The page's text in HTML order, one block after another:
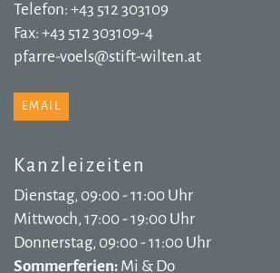
Telefon: +43 512 303109
Fax: +43 512 303109-4
pfarre-voels@stift-wilten.at
EMAIL
Kanzleizeiten
Dienstag, 09:00 - 11:00 Uhr
Mittwoch, 17:00 - 19:00 Uhr
Donnerstag, 09:00 - 11:00 Uhr
Sommerferien: Mi & Do